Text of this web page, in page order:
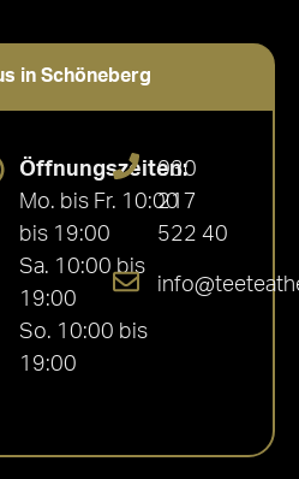
in Schöneberg
Öffnungszeiten:
Mo. bis Fr. 10:00
bis 19:00
Sa. 10:00 bis
19:00
So. 10:00 bis
19:00
030
217
522 40